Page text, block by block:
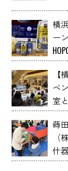
横
ー
【
ベ
室
ね
蒔
什
ッ